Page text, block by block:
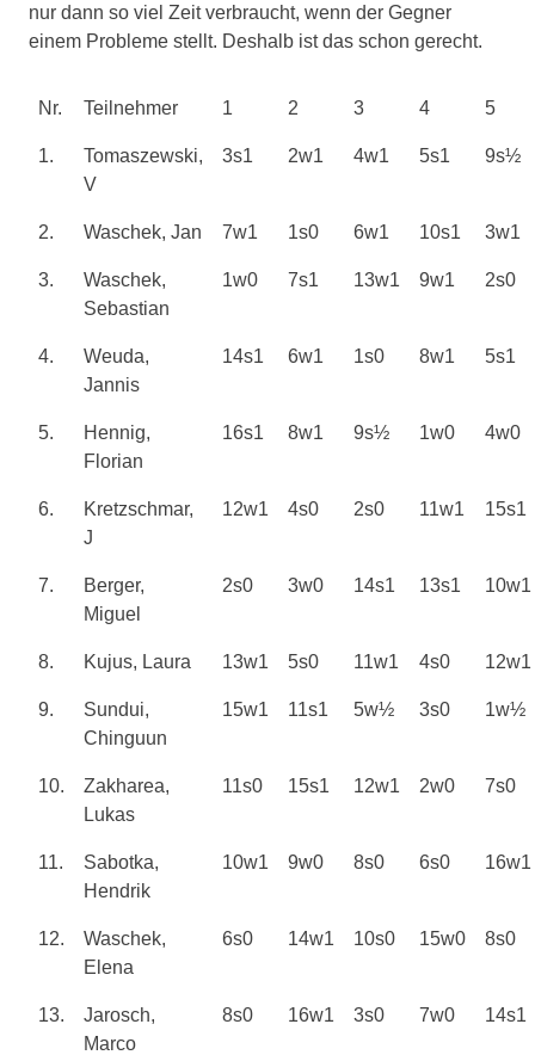
nur dann so viel Zeit verbraucht, wenn der Gegner
einem Probleme stellt. Deshalb ist das schon gerecht.
Nr. Teilnehmer 1 2 3 4 5
1.
Tomaszewski,
V
3s1 2w1 4w1 5s1 9s½
2. Waschek, Jan 7w1 1s0 6w1 10s1 3w1
3.
Waschek,
Sebastian
1w0 7s1 13w1 9w1 2s0
4.
Weuda,
Jannis
14s1 6w1 1s0 8w1 5s1
5.
Hennig,
Florian
16s1 8w1 9s½ 1w0 4w0
6.
Kretzschmar,
J
12w1 4s0 2s0 11w1 15s1
7.
Berger,
Miguel
2s0 3w0 14s1 13s1 10w1
8. Kujus, Laura 13w1 5s0 11w1 4s0 12w1
9.
Sundui,
Chinguun
15w1 11s1 5w½ 3s0 1w½
10.
Zakharea,
Lukas
11s0 15s1 12w1 2w0 7s0
11.
Sabotka,
Hendrik
10w1 9w0 8s0 6s0 16w1
12.
Waschek,
Elena
6s0 14w1 10s0 15w0 8s0
13.
Jarosch,
Marco
8s0 16w1 3s0 7w0 14s1